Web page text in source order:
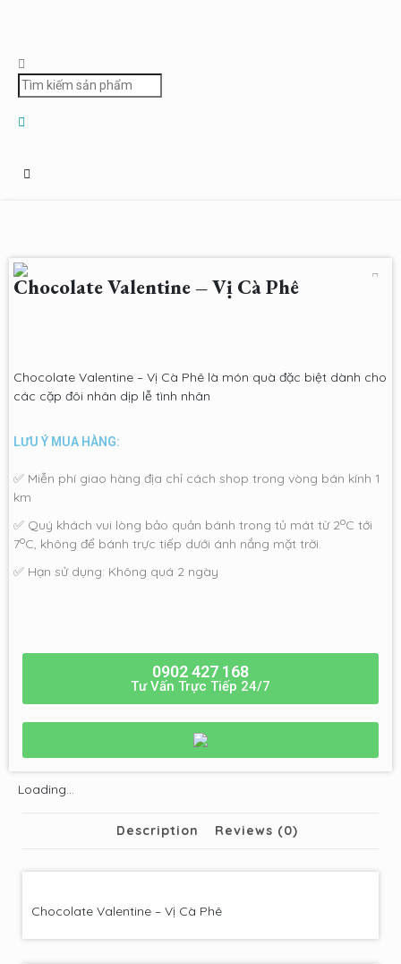
Chocolate Valentine – Vị Cà Phê
Chocolate Valentine – Vị Cà Phê là món quà đặc biệt dành cho
các cặp đôi nhân dịp lễ tình nhân
LƯU Ý MUA HÀNG:
✅ Miễn phí giao hàng địa chỉ cách shop trong vòng bán kính 1
km
✅ Quý khách vui lòng bảo quản bánh trong tủ mát từ 2oC tới
7oC, không để bánh trực tiếp dưới ánh nắng mặt trời.
✅ Hạn sử dụng: Không quá 2 ngày
0902 427 168
Tư Vấn Trực Tiếp 24/7
Loading...
Description Reviews (0)
Chocolate Valentine – Vị Cà Phê